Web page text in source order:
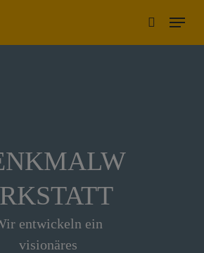
search
Menu
entwickeln ein
visionäres